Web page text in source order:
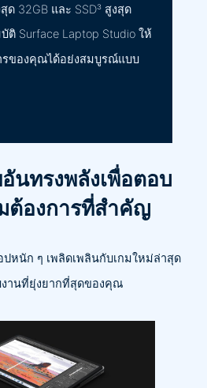
ด 32GB และ SSD³ สูงสุด
Surface Laptop Studio ให้
รของคุณได้อย่งสมบูรณ์แบบ
นทรงพลังเพื่อตอบ
ต้องการที่สำคัญ
หนัก ๆ เพลิดเพลินกับเกมใหม่ล่าสุด
านที่ยุ่งยากที่สุดของคุณ